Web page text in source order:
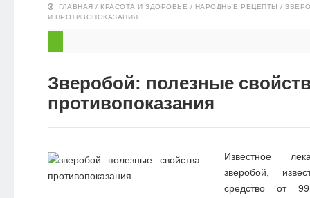
ГЛАВНАЯ / КРАСОТА И ЗДОРОВЬЕ / НАРОДНЫЕ РЕЦЕПТЫ /
И ПРОТИВОПОКАЗАНИЯ
Зверобой: полезные
противопоказания
Известное
зверобой,
средство от